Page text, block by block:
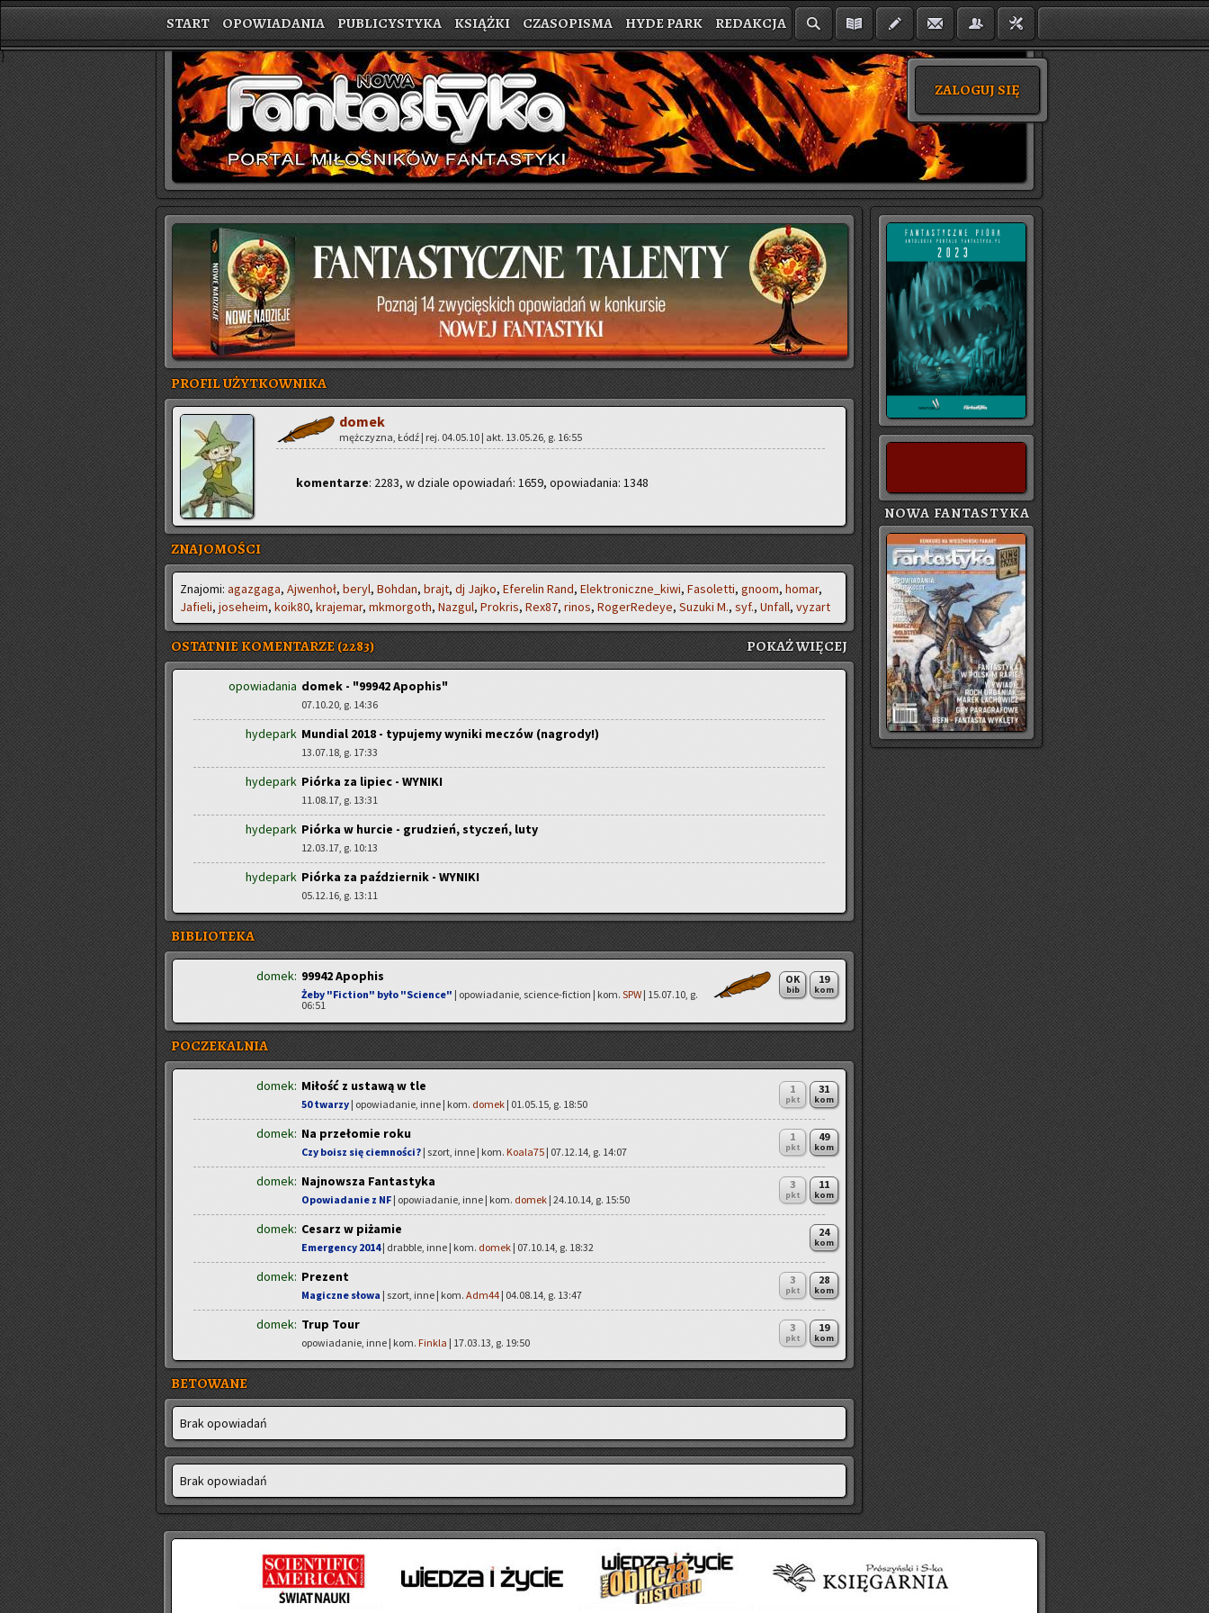
START OPOWIADANIA PUBLICYSTYKA KSIĄŻKI CZASOPISMA HYDE PARK REDAKCJA
ZALOGUJ SIĘ
}
PROFIL UŻYTKOWNIKA
domek
męż­czy­zna, Łódź | rej. 04.05.10 | akt. 13.05.26, g. 16:55
ko­men­ta­rze: 2283, w dzia­le opo­wia­dań: 1659, opo­wia­da­nia: 1348
ZNAJOMOŚCI
Zna­jo­mi: aga­zga­ga, Aj­wen­hoł, beryl, Boh­dan, brajt, dj Jajko, Efe­re­lin Rand, Elek­tro­nicz­ne­_ki­wi, Fa­so­let­ti, gnoom, homar,
Ja­fie­li, jo­se­he­im, ko­ik80, kra­je­mar, mkmor­goth, Na­zgul, Pro­kris, Rex87, rinos, Ro­ger­Re­deye, Su­zu­ki M., syf., Unfall, vy­zart
OSTATNIE KOMENTARZE (2283) POKAŻ WIĘ­CEJ
opowiadania domek - "99942 Apophis"
07.10.20, g. 14:36
hydepark Mundial 2018 - typujemy wyniki meczów (nagrody!)
13.07.18, g. 17:33
hydepark Piórka za lipiec - WYNIKI
11.08.17, g. 13:31
hydepark Piórka w hurcie - grudzień, styczeń, luty
12.03.17, g. 10:13
hydepark Piórka za październik - WYNIKI
05.12.16, g. 13:11
BIBLIOTEKA
domek: 99942 Apophis
Żeby "Fiction" było "Science" | opowiadanie, science-fiction | kom. SPW | 15.07.10, g.
06:51
19
kom
OK
bib
POCZEKALNIA
domek: Miłość z ustawą w tle
50 twarzy | opowiadanie, inne | kom. domek | 01.05.15, g. 18:50
31
kom
1
pkt
domek: Na przełomie roku
Czy boisz się ciemności? | szort, inne | kom. Koala75 | 07.12.14, g. 14:07
49
kom
1
pkt
domek: Najnowsza Fantastyka
Opowiadanie z NF | opowiadanie, inne | kom. domek | 24.10.14, g. 15:50
11
kom
3
pkt
domek: Cesarz w piżamie
Emergency 2014| drabble, inne | kom. domek | 07.10.14, g. 18:32
24
kom
domek: Prezent
Magiczne słowa | szort, inne | kom. Adm44 | 04.08.14, g. 13:47
28
kom
3
pkt
domek: Trup Tour
opowiadanie, inne | kom. Finkla | 17.03.13, g. 19:50
19
kom
3
pkt
BETOWANE
Brak opo­wia­dań
Brak opo­wia­dań
NOWA FANTASTYKA